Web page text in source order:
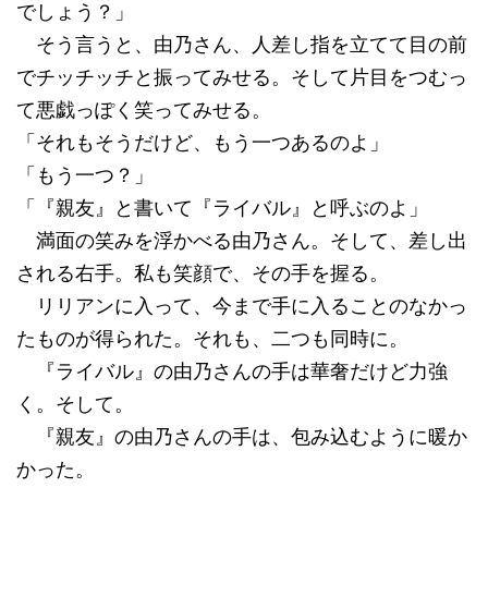
でしょう？」
そう言うと、由乃さん、人差し指を立てて目の前
でチッチッチと振ってみせる。そして片目をつむっ
て悪戯っぽく笑ってみせる。
「それもそうだけど、もう一つあるのよ」
「もう一つ？」
「『親友』と書いて『ライバル』と呼ぶのよ」
満面の笑みを浮かべる由乃さん。そして、差し出
される右手。私も笑顔で、その手を握る。
リリアンに入って、今まで手に入ることのなかっ
たものが得られた。それも、二つも同時に。
『ライバル』の由乃さんの手は華奢だけど力強
く。そして。
『親友』の由乃さんの手は、包み込むように暖か
かった。